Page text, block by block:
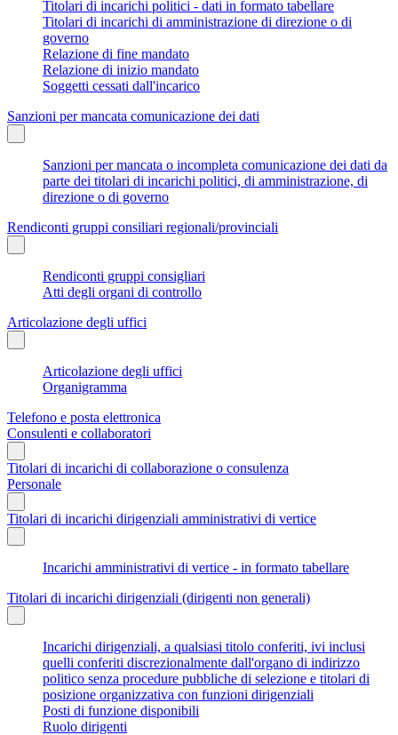
Titolari di incarichi politici - dati in formato tabellare
Titolari di incarichi di amministrazione di direzione o di
governo
Relazione di fine mandato
Relazione di inizio mandato
Soggetti cessati dall'incarico
Sanzioni per mancata comunicazione dei dati
Sanzioni per mancata o incompleta comunicazione dei dati da
parte dei titolari di incarichi politici, di amministrazione, di
direzione o di governo
Rendiconti gruppi consiliari regionali/provinciali
Rendiconti gruppi consigliari
Atti degli organi di controllo
Articolazione degli uffici
Articolazione degli uffici
Organigramma
Telefono e posta elettronica
Consulenti e collaboratori
Titolari di incarichi di collaborazione o consulenza
Personale
Titolari di incarichi dirigenziali amministrativi di vertice
Incarichi amministrativi di vertice - in formato tabellare
Titolari di incarichi dirigenziali (dirigenti non generali)
Incarichi dirigenziali, a qualsiasi titolo conferiti, ivi inclusi
quelli conferiti discrezionalmente dall'organo di indirizzo
politico senza procedure pubbliche di selezione e titolari di
posizione organizzativa con funzioni dirigenziali
Posti di funzione disponibili
Ruolo dirigenti